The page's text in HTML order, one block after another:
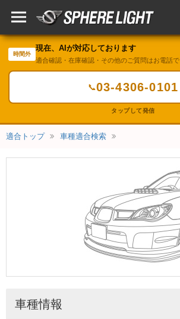
時間外
現在、AIが対応しております
適合確認・在庫確認・その他のご質問はお電話で
📞03-4306-0101
タップして発信
適合トップ 車種適合検索
車種情報